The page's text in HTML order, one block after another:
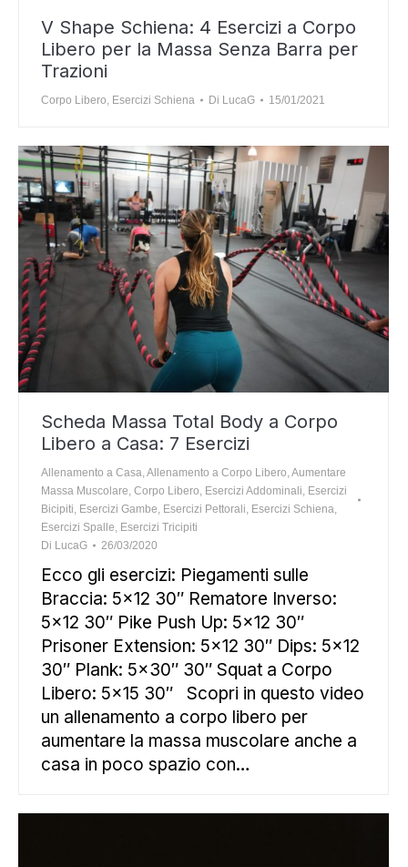
V Shape Schiena: 4 Esercizi a Corpo
Libero per la Massa Senza Barra per
Trazioni
Corpo Libero, Esercizi Schiena Di LucaG 15/01/2021
Scheda Massa Total Body a Corpo
Libero a Casa: 7 Esercizi
Allenamento a Casa,Allenamento a Corpo Libero,Aumentare
Massa Muscolare, Corpo Libero, Esercizi Addominali, Esercizi
Bicipiti, Esercizi Gambe, Esercizi Pettorali, Esercizi Schiena,
Esercizi Spalle, Esercizi Tricipiti
Di LucaG 26/03/2020
Ecco gli esercizi: Piegamenti sulle
Braccia: 5×12 30″ Rematore Inverso:
5×12 30″ Pike Push Up: 5×12 30″
Prisoner Extension: 5×12 30″ Dips: 5×12
30″ Plank: 5×30″ 30″ Squat a Corpo
Libero: 5×15 30″ Scopri in questo video
un allenamento a corpo libero per
aumentare la massa muscolare anche a
casa in poco spazio con…